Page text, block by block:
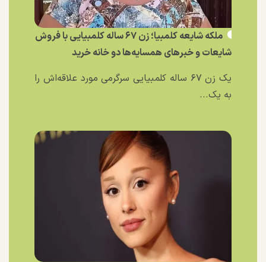
ملکه شایعه کلمبیا؛ زن ۶۷ ساله کلمبیایی با فروش
شایعات و خبر‌های همسایه‌ها دو خانه خرید
یک زن ۶۷ ساله کلمبیایی سرگرمی مورد علاقه‌اش را
به یک...